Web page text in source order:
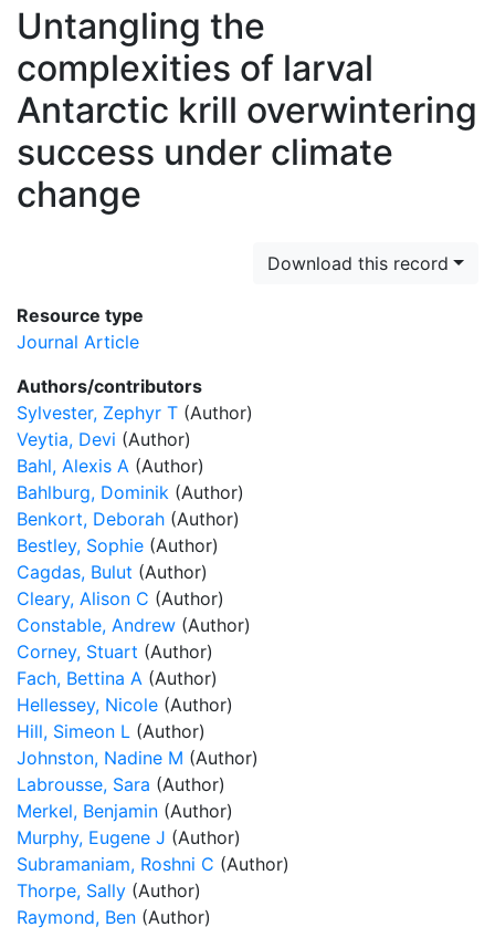
Untangling the
complexities of larval
Antarctic krill overwintering
success under climate
change
Download this record
Resource type
Journal Article
Authors/contributors
Sylvester, Zephyr T (Author)
Veytia, Devi (Author)
Bahl, Alexis A (Author)
Bahlburg, Dominik (Author)
Benkort, Deborah (Author)
Bestley, Sophie (Author)
Cagdas, Bulut (Author)
Cleary, Alison C (Author)
Constable, Andrew (Author)
Corney, Stuart (Author)
Fach, Bettina A (Author)
Hellessey, Nicole (Author)
Hill, Simeon L (Author)
Johnston, Nadine M (Author)
Labrousse, Sara (Author)
Merkel, Benjamin (Author)
Murphy, Eugene J (Author)
Subramaniam, Roshni C (Author)
Thorpe, Sally (Author)
Raymond, Ben (Author)